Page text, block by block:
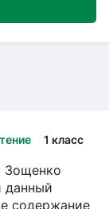
1 класс
Зощенко
данный
содержание